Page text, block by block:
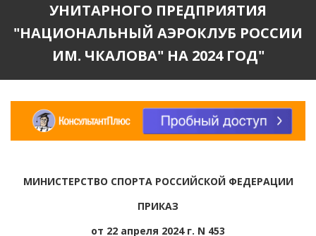
УНИТАРНОГО ПРЕДПРИЯТИЯ
"НАЦИОНАЛЬНЫЙ АЭРОКЛУБ РОССИИ
ИМ. ЧКАЛОВА" НА 2024 ГОД"
МИНИСТЕРСТВО СПОРТА РОССИЙСКОЙ ФЕДЕРАЦИИ
ПРИКАЗ
от 22 апреля 2024 г. N 453